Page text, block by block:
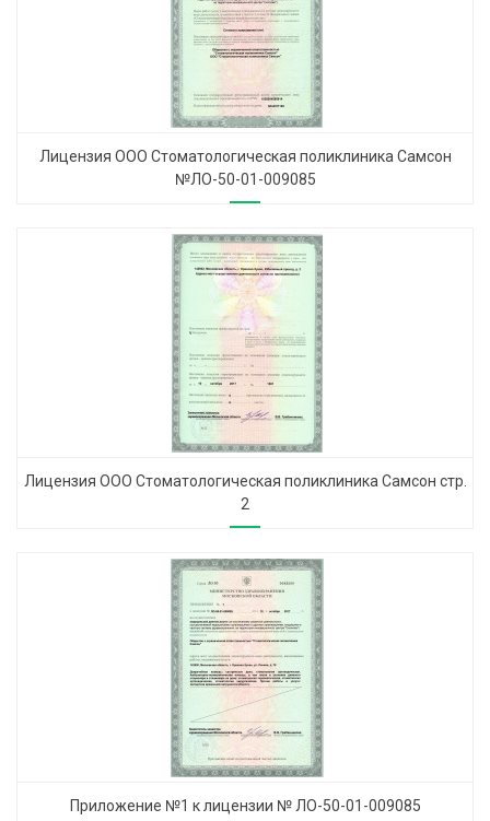
Лицензия ООО Стоматологическая поликлиника Самсон
№ЛО-50-01-009085
Лицензия ООО Стоматологическая поликлиника Самсон стр.
2
Приложение №1 к лицензии № ЛО-50-01-009085